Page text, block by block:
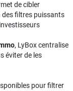
de cibler
des filtres puissants
, LyBox centralise
éviter de les
pour filtrer